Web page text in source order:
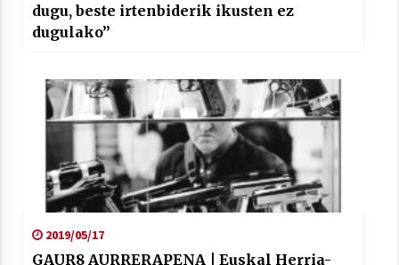
dugu, beste irtenbiderik ikusten ez
dugulako”
2019/05/17
GAUR8 AURRERAPENA | Euskal Herria-